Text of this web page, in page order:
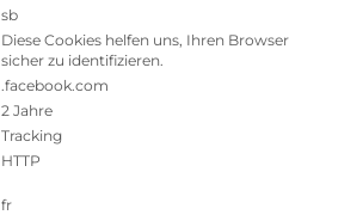
sb
Diese Cookies helfen uns, Ihren Browser
sicher zu identifizieren.
.facebook.com
2 Jahre
Tracking
HTTP
fr